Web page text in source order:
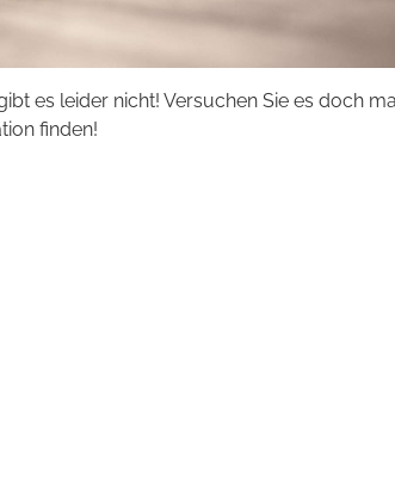
es leider nicht! Versuchen Sie es doch
finden!